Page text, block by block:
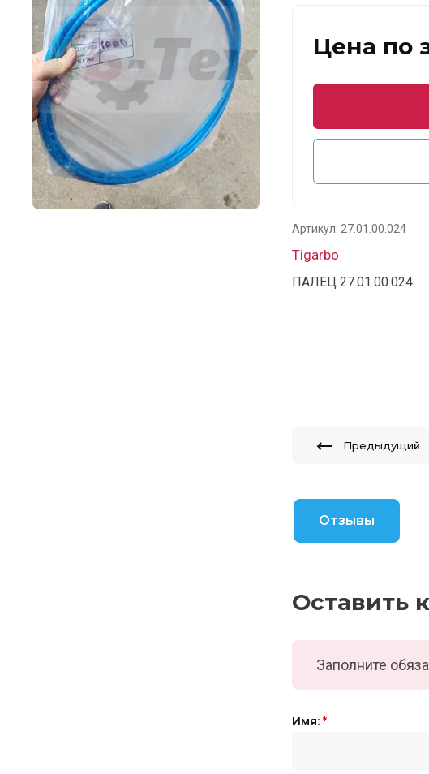
Цена по
Артикул: 27.01.00.024
Tigarbo
ПАЛЕЦ 27.01.00.024
Предыдущий
Отзывы
Оставить
Заполните
Имя: *